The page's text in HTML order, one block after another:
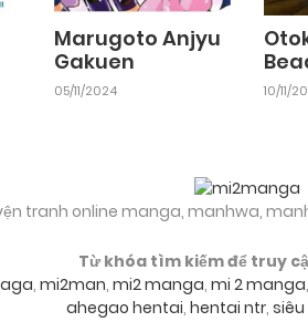
Marugoto Anjyu
Gakuen
05/11/2024 10/11/
tranh online manga, manhwa,
Từ khóa tìm kiếm để truy
, mi2man, mi2 manga, mi 2 manga,
ahegao hentai, hentai ntr,